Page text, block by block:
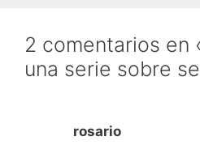
2 comentarios en
una serie sobre
rosario